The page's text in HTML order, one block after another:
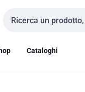
Cerca input
Cataloghi